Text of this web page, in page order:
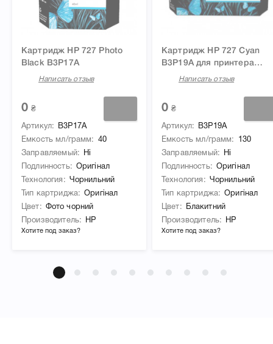
Картридж HP 727 Photo
Black B3P17A
Написать отзыв
0 ₴
Хотите под заказ?
Артикул
B3P17A
Емкость мл/грамм
40
Заправляемый
Ні
Подлинность
Оригінал
Технология
Чорнильний
Тип картриджа
Оригінал
Цвет
Фото чорний
Производитель
HP
Картридж HP 727 Cyan
B3P19A для принтера
Designjet T920, T1500,
Написать отзыв
0 ₴
Хотите под заказ?
Артикул
B3P19A
Емкость мл/грамм
130
Заправляемый
Ні
Подлинность
Оригінал
Технология
Чорнильний
Тип картриджа
Оригінал
Цвет
Блакитний
Производитель
HP